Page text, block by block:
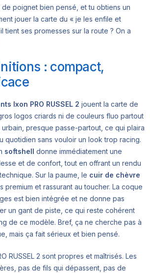
poignet bien pensé, et tu obtiens un
jouer la carte du « je les enfile et
tient ses promesses sur la route ? On a
: compact,
Ixon PRO RUSSEL 2 jouent la carte de
logos criards ni de couleurs fluo partout
urbain, presque passe-partout, ce qui plaira
quotidien sans vouloir un look trop racing.
softshell donne immédiatement une
et de confort, tout en offrant un rendu
Sur la paume, le cuir de chèvre
premium et rassurant au toucher. La coque
est bien intégrée et ne donne pas
un gant de piste, ce qui reste cohérent
de ce modèle. Bref, ça ne cherche pas à
mais ça fait sérieux et bien pensé.
RUSSEL 2 sont propres et maîtrisés. Les
pas de fils qui dépassent, pas de